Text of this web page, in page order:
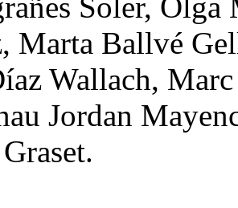
Marta Ballvé
Wallach,
Jordan